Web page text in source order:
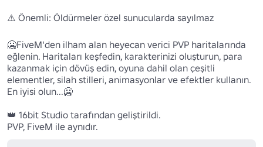
⚠️ Önemli: Öldürmeler özel sunucularda sayılmaz
🥶FiveM'den ilham alan heyecan verici PVP haritalarında
eğlenin. Haritaları keşfedin, karakterinizi oluşturun, para
kazanmak için dövüş edin, oyuna dahil olan çeşitli
elementler, silah stilleri, animasyonlar ve efektler kullanın.
En iyisi olun...🥶
👑 16bit Studio tarafından geliştirildi.
PVP, FiveM ile aynıdır.